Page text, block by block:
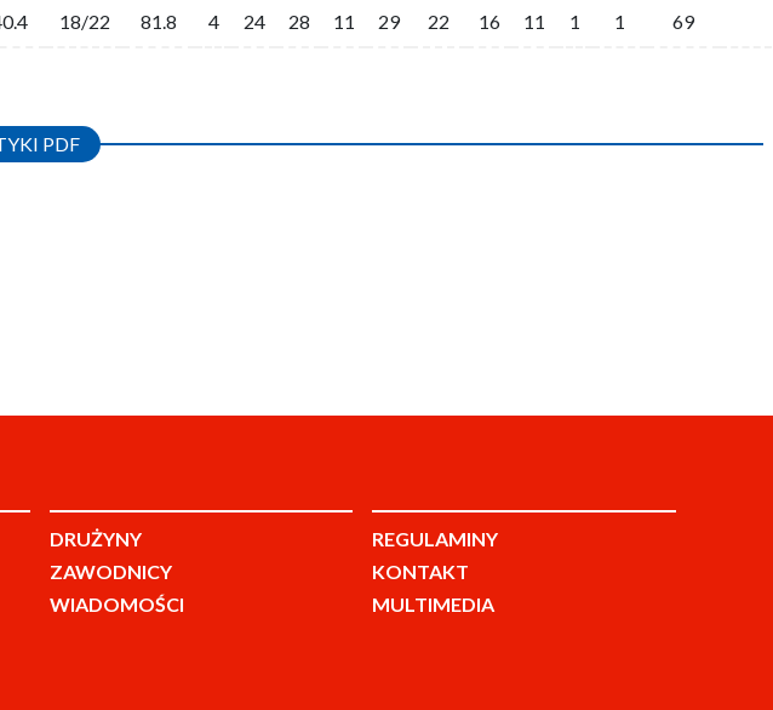
18/22 81.8 4 24 28 11 29 22 16 11 1 1 69
PDF
DRUŻYNY
ZAWODNICY
WIADOMOŚCI
REGULAMINY
KONTAKT
MULTIMEDIA